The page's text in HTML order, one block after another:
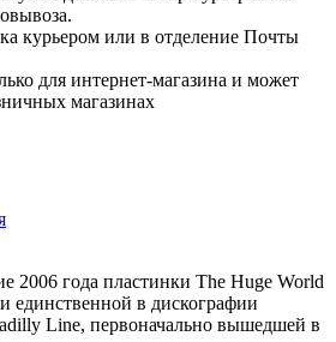
курьером или в отделение Почты
для интернет-магазина и может
магазинах
2006 года пластинки The Huge World
единственной в дискографии
Line, первоначально вышедшей в